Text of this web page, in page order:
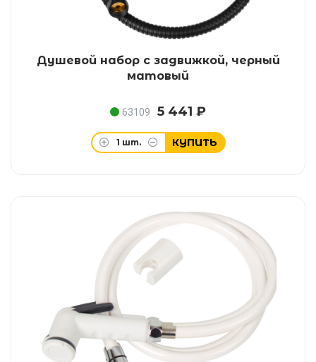
Душевой набор с задвижкой, черный
матовый
63109 5 441 ₽
1 шт. КУПИТЬ